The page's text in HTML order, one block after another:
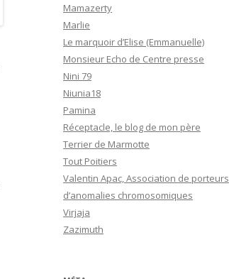
Mamazerty
Marlie
Le marquoir d’Elise (Emmanuelle)
Monsieur Echo de Centre presse
Nini 79
Niunia18
Pamina
Réceptacle, le blog de mon père
Terrier de Marmotte
Tout Poitiers
Valentin Apac, Association de porteurs
d’anomalies chromosomiques
Virjaja
Zazimuth